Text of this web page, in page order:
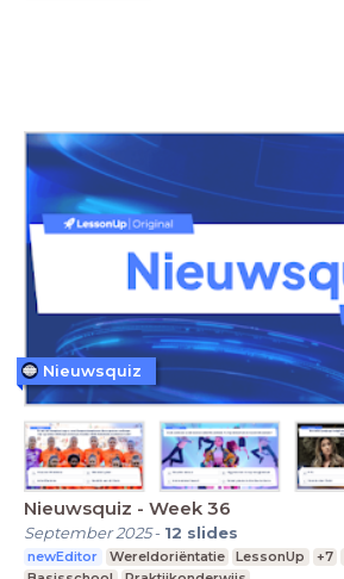
Nieuwsquiz - Week 36
September 2025- 12 slides
newEditor Wereldoriëntatie LessonUp +7
Nieuwsquiz